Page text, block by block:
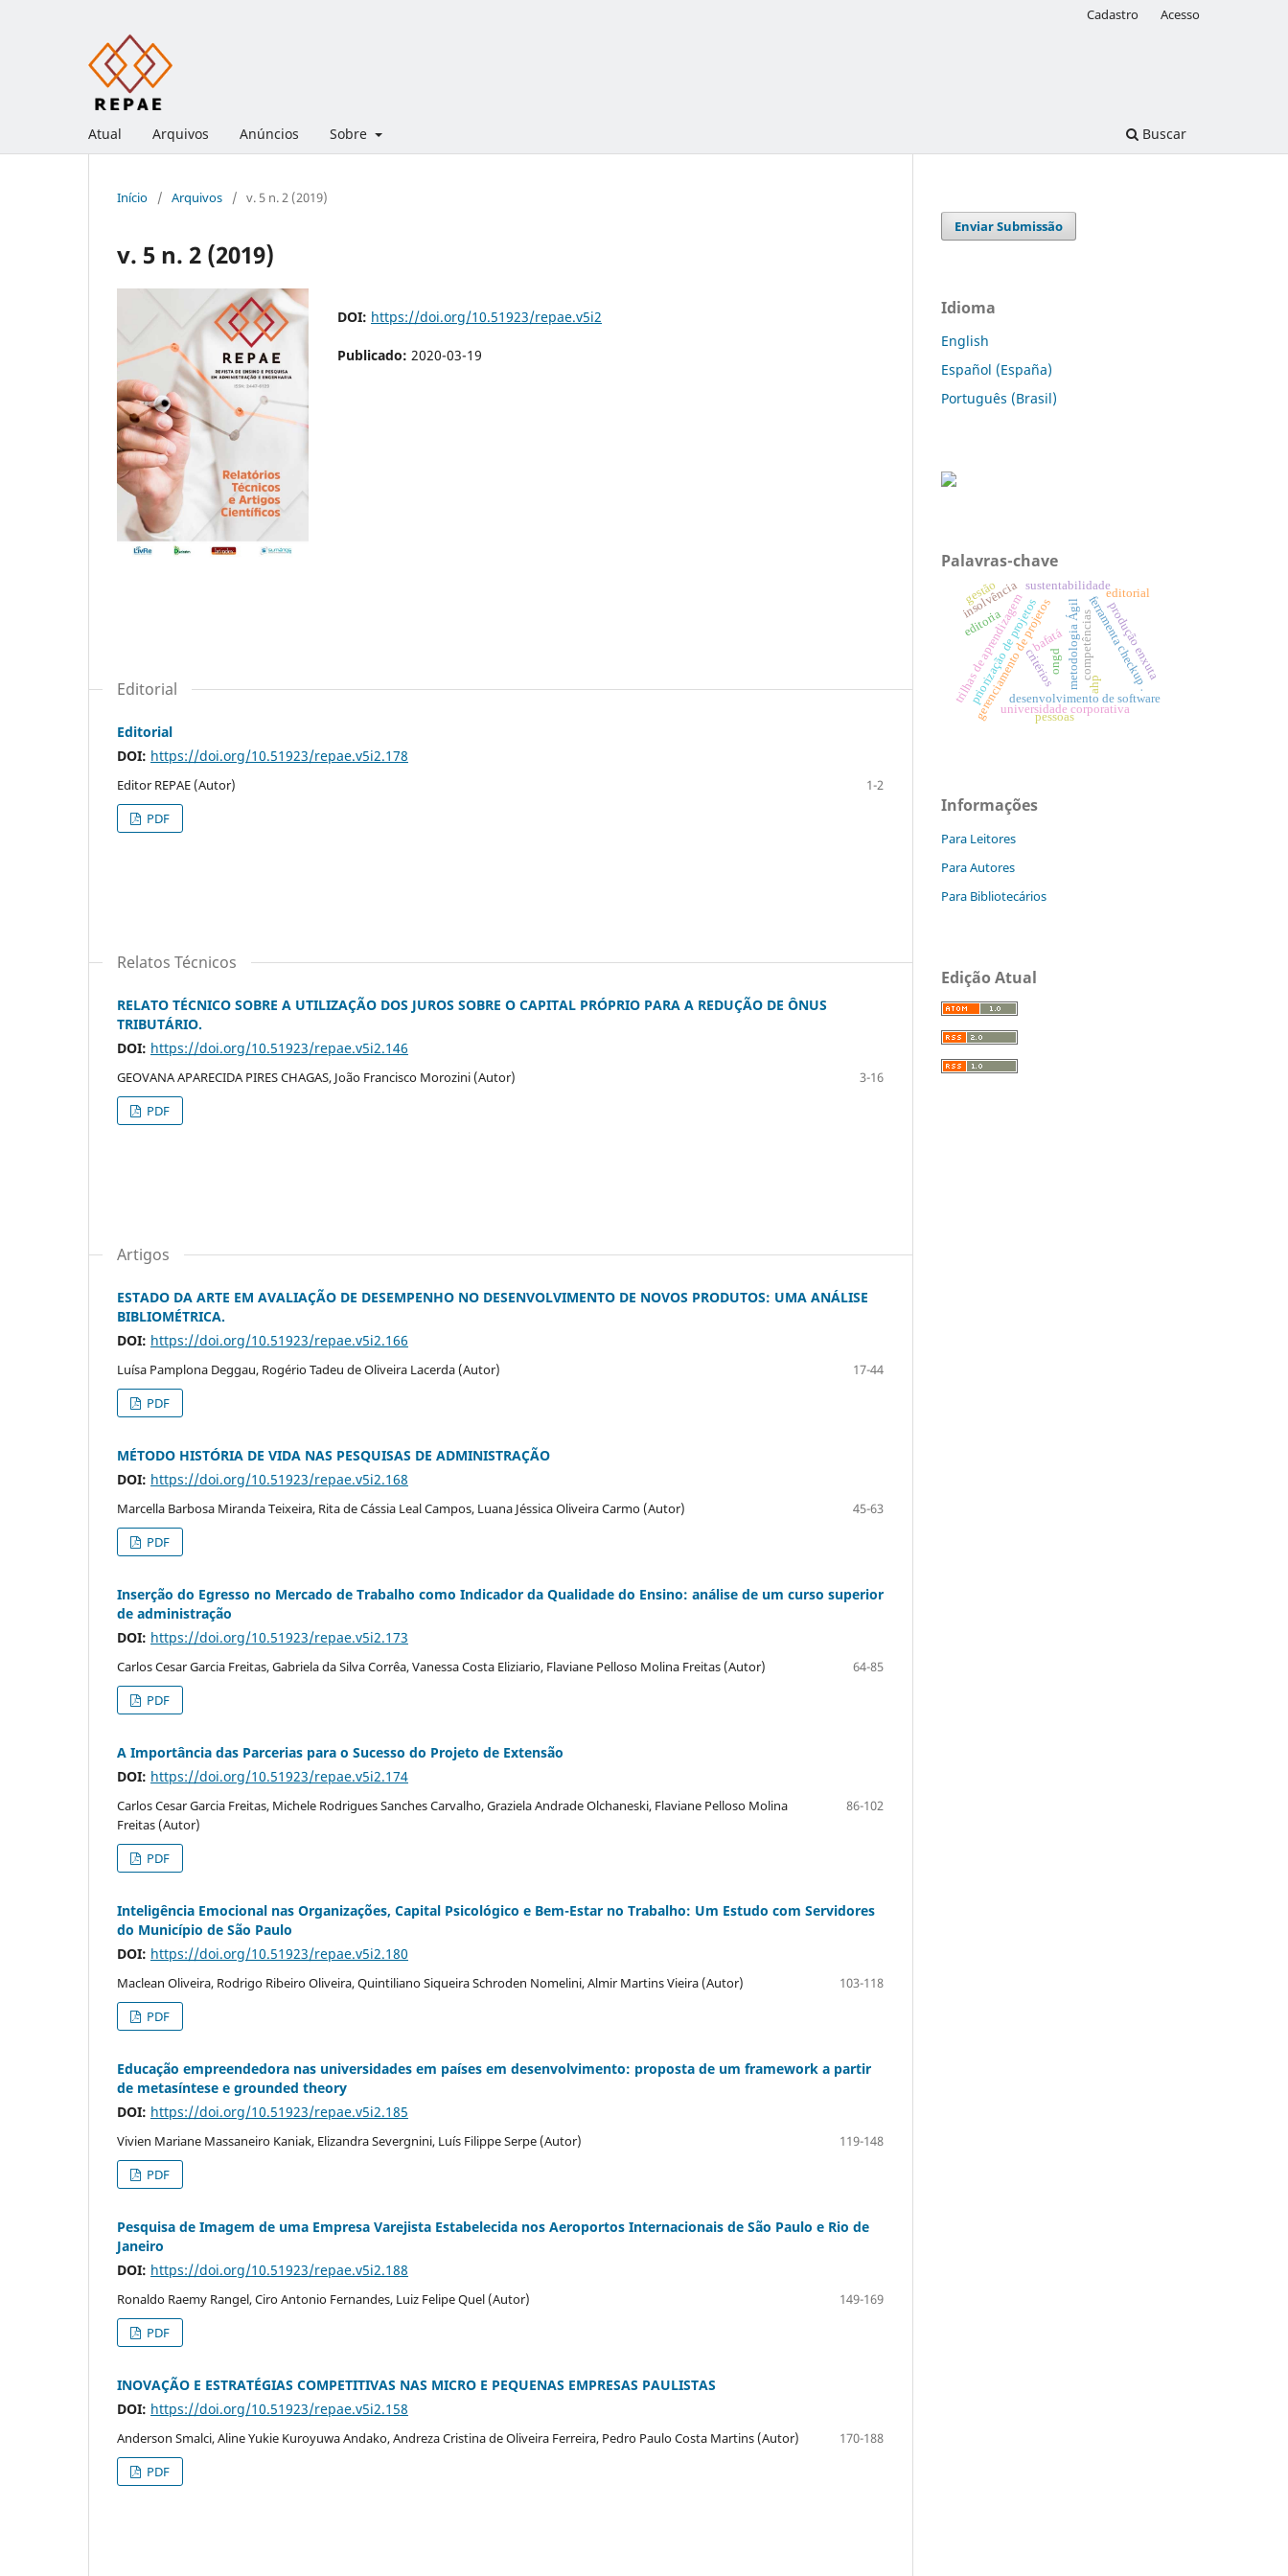
Atual Arquivos Anúncios Sobre Buscar
Cadastro Acesso
Início / Arquivos / v. 5 n. 2 (2019)
v. 5 n. 2 (2019)
DOI: https://doi.org/10.51923/repae.v5i2
Publicado: 2020-03-19
Editorial
Editorial
DOI: https://doi.org/10.51923/repae.v5i2.178
Editor REPAE (Autor)
1-2
PDF
Relatos Técnicos
RELATO TÉCNICO SOBRE A UTILIZAÇÃO DOS JUROS SOBRE O CAPITAL PRÓPRIO PARA A REDUÇÃO DE ÔNUS
TRIBUTÁRIO.
DOI: https://doi.org/10.51923/repae.v5i2.146
GEOVANA APARECIDA PIRES CHAGAS, João Francisco Morozini (Autor)
3-16
PDF
Artigos
ESTADO DA ARTE EM AVALIAÇÃO DE DESEMPENHO NO DESENVOLVIMENTO DE NOVOS PRODUTOS: UMA ANÁLISE
BIBLIOMÉTRICA.
DOI: https://doi.org/10.51923/repae.v5i2.166
Luísa Pamplona Deggau, Rogério Tadeu de Oliveira Lacerda (Autor)
17-44
PDF
MÉTODO HISTÓRIA DE VIDA NAS PESQUISAS DE ADMINISTRAÇÃO
DOI: https://doi.org/10.51923/repae.v5i2.168
Marcella Barbosa Miranda Teixeira, Rita de Cássia Leal Campos, Luana Jéssica Oliveira Carmo (Autor)
45-63
PDF
Inserção do Egresso no Mercado de Trabalho como Indicador da Qualidade do Ensino: análise de um curso superior
de administração
DOI: https://doi.org/10.51923/repae.v5i2.173
Carlos Cesar Garcia Freitas, Gabriela da Silva Corrêa, Vanessa Costa Eliziario, Flaviane Pelloso Molina Freitas (Autor)
64-85
PDF
A Importância das Parcerias para o Sucesso do Projeto de Extensão
DOI: https://doi.org/10.51923/repae.v5i2.174
Carlos Cesar Garcia Freitas, Michele Rodrigues Sanches Carvalho, Graziela Andrade Olchaneski, Flaviane Pelloso Molina
Freitas (Autor)
86-102
PDF
Inteligência Emocional nas Organizações, Capital Psicológico e Bem-Estar no Trabalho: Um Estudo com Servidores
do Município de São Paulo
DOI: https://doi.org/10.51923/repae.v5i2.180
Maclean Oliveira, Rodrigo Ribeiro Oliveira, Quintiliano Siqueira Schroden Nomelini, Almir Martins Vieira (Autor)
103-118
PDF
Educação empreendedora nas universidades em países em desenvolvimento: proposta de um framework a partir
de metasíntese e grounded theory
DOI: https://doi.org/10.51923/repae.v5i2.185
Vivien Mariane Massaneiro Kaniak, Elizandra Severgnini, Luís Filippe Serpe (Autor)
119-148
PDF
Pesquisa de Imagem de uma Empresa Varejista Estabelecida nos Aeroportos Internacionais de São Paulo e Rio de
Janeiro
DOI: https://doi.org/10.51923/repae.v5i2.188
Ronaldo Raemy Rangel, Ciro Antonio Fernandes, Luiz Felipe Quel (Autor)
149-169
PDF
INOVAÇÃO E ESTRATÉGIAS COMPETITIVAS NAS MICRO E PEQUENAS EMPRESAS PAULISTAS
DOI: https://doi.org/10.51923/repae.v5i2.158
Anderson Smalci, Aline Yukie Kuroyuwa Andako, Andreza Cristina de Oliveira Ferreira, Pedro Paulo Costa Martins (Autor)
170-188
PDF
Enviar Submissão
Idioma
English
Español (España)
Português (Brasil)
Palavras-chave
gerenciamento de projetosmetodologia Ágil
desenvolvimento de software
competências
ahp
priorização de projetos ongd
bafatá
critérios
universidade corporativa
trilhas de aprendizagem
insolvência ferramenta checkup .
produção enxuta
editorial
editoria
gestão sustentabilidade
pessoas
Informações
Para Leitores
Para Autores
Para Bibliotecários
Edição Atual